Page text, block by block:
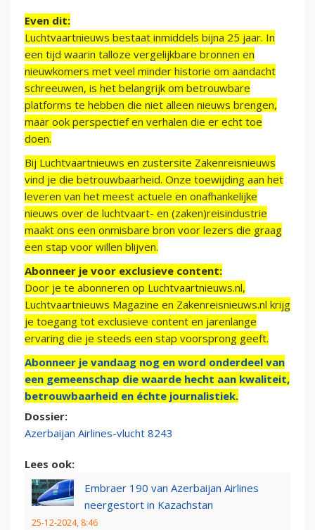
Even dit:
Luchtvaartnieuws bestaat inmiddels bijna 25 jaar. In
een tijd waarin talloze vergelijkbare bronnen en
nieuwkomers met veel minder historie om aandacht
schreeuwen, is het belangrijk om betrouwbare
platforms te hebben die niet alleen nieuws brengen,
maar ook perspectief en verhalen die er echt toe
doen.
Bij Luchtvaartnieuws en zustersite Zakenreisnieuws
vind je die betrouwbaarheid. Onze toewijding aan het
leveren van het meest actuele en onafhankelijke
nieuws over de luchtvaart- en (zaken)reisindustrie
maakt ons een onmisbare bron voor lezers die graag
een stap voor willen blijven.
Abonneer je voor exclusieve content:
Door je te abonneren op Luchtvaartnieuws.nl,
Luchtvaartnieuws Magazine en Zakenreisnieuws.nl krijg
je toegang tot exclusieve content en jarenlange
ervaring die je steeds een stap voorsprong geeft.
Abonneer je vandaag nog en word onderdeel van
een gemeenschap die waarde hecht aan kwaliteit,
betrouwbaarheid en échte journalistiek.
Dossier:
Azerbaijan Airlines-vlucht 8243
Lees ook:
Embraer 190 van Azerbaijan Airlines
neergestort in Kazachstan
25-12-2024, 8:46